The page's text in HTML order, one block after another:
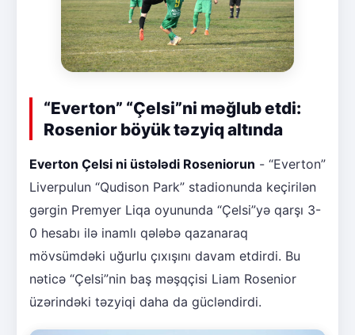
“Everton” “Çelsi”ni məğlub etdi:
Rosenior böyük təzyiq altında
Everton Çelsi ni üstələdi Roseniorun - “Everton”
Liverpulun “Qudison Park” stadionunda keçirilən
gərgin Premyer Liqa oyununda “Çelsi”yə qarşı 3-
0 hesabı ilə inamlı qələbə qazanaraq
mövsümdəki uğurlu çıxışını davam etdirdi. Bu
nəticə “Çelsi”nin baş məşqçisi Liam Rosenior
üzərindəki təzyiqi daha da gücləndirdi.